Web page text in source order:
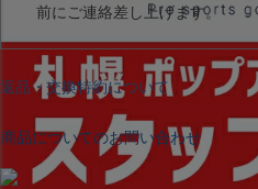
前にご連絡差し上げます。
返品・交換特約について
商品についてのお問い合わせ